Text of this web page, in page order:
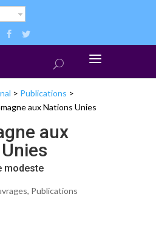
> Publications >
aux Nations Unies
aux
modeste
, Publications